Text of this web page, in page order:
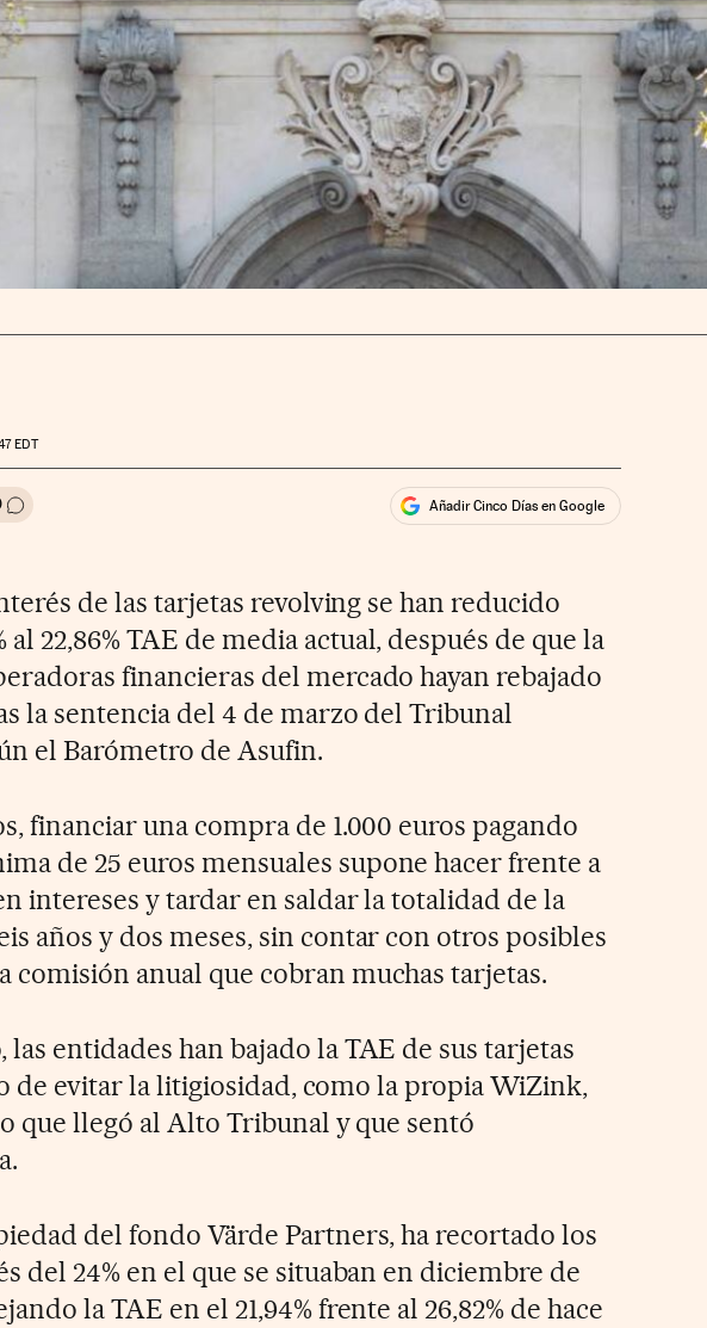
EDT
Twitter
Redes Sociales
Ir a los comentarios Añadir Cinco Días en Google
de las tarjetas revolving se han reducido
al 22,86% TAE de media actual, después de que la
financieras del mercado hayan rebajado
la sentencia del 4 de marzo del Tribunal
el Barómetro de Asufin.
financiar una compra de 1.000 euros pagando
de 25 euros mensuales supone hacer frente a
intereses y tardar en saldar la totalidad de la
años y dos meses, sin contar con otros posibles
comisión anual que cobran muchas tarjetas.
las entidades han bajado la TAE de sus tarjetas
de evitar la litigiosidad, como la propia WiZink,
que llegó al Alto Tribunal y que sentó
del fondo Värde Partners, ha recortado los
del 24% en el que se situaban en diciembre de
la TAE en el 21,94% frente al 26,82% de hace